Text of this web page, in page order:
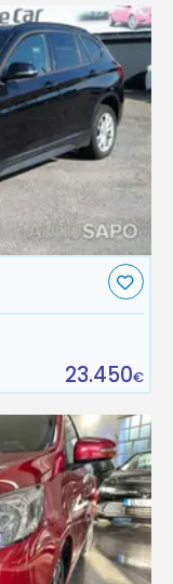
23.450€